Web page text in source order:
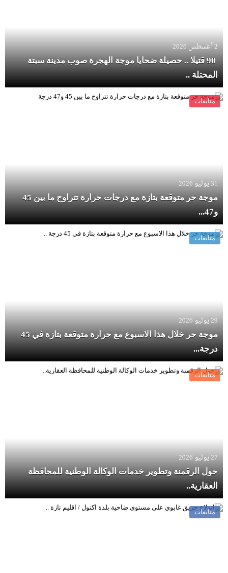
2 أغسطس 2026
90 قتيلا .. حصيلة ضحايا موجة الهجرة صوب مدينة سبتة
المحتلة ..
متابعات
31 يوليو 2026
موجة حر متوقعة بتازة مع درجات حرارة تتراوح ما بين 45
و47...
متابعات
29 يوليو 2026
موجة حر خلال هذا الاسبوع مع حرارة متوقعة بتازة في 45
درجة...
متابعات
27 يوليو 2026
حول الرقمنة وتطوير خدمات الوكالة الوطنية للمحافظة
العقارية..
متابعات